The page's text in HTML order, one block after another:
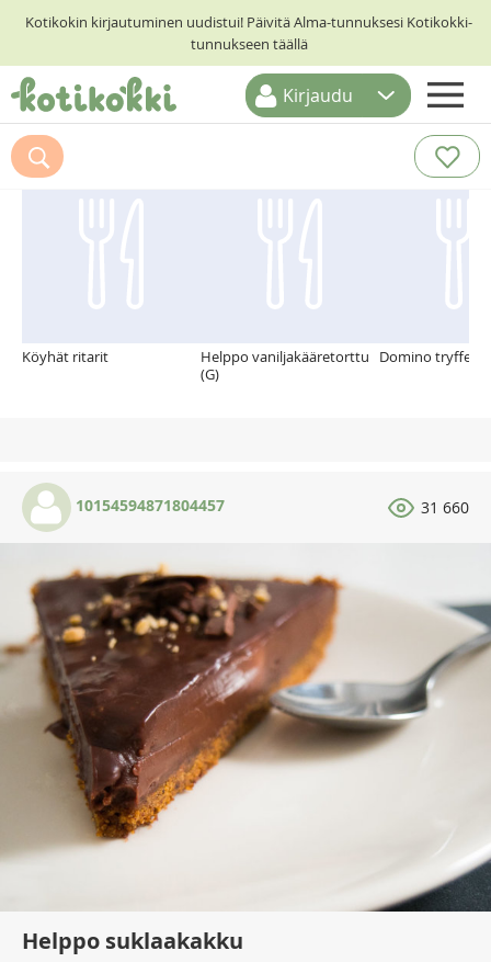
Kotikokin kirjautuminen uudistui! Päivitä Alma-tunnuksesi Kotikokki-
tunnukseen täällä
ETUSIVU
RESEPTIHAKU
Kirjaudu
Suosittelemme myös
Köyhät ritarit
Helppo vaniljakääretorttu
(G)
Domino tryffelit
10154594871804457 31 660
Helppo suklaakakku